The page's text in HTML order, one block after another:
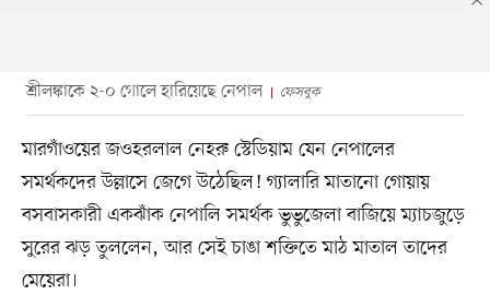
শ্রীলঙ্কাকে ২-০ গোলে হারিয়েছে নেপাল ফেসবুক
মারগাঁওয়ের জওহরলাল নেহরু স্টেডিয়াম যেন নেপালের
সমর্থকদের উল্লাসে জেগে উঠেছিল! গ্যালারি মাতানো গোয়ায়
বসবাসকারী একঝাঁক নেপালি সমর্থক ভুভুজেলা বাজিয়ে ম্যাচজুড়ে
সুরের ঝড় তুললেন, আর সেই চাঙা শক্তিতে মাঠ মাতাল তাদের
মেয়েরা।